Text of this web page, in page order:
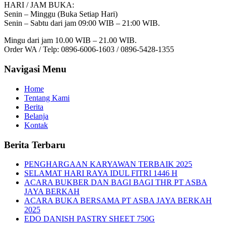
HARI / JAM BUKA:
Senin – Minggu (Buka Setiap Hari)
Senin – Sabtu dari jam 09:00 WIB – 21:00 WIB.
Mingu dari jam 10.00 WIB – 21.00 WIB.
Order WA / Telp: 0896-6006-1603 / 0896-5428-1355
Navigasi Menu
Home
Tentang Kami
Berita
Belanja
Kontak
Berita Terbaru
PENGHARGAAN KARYAWAN TERBAIK 2025
SELAMAT HARI RAYA IDUL FITRI 1446 H
ACARA BUKBER DAN BAGI BAGI THR PT ASBA
JAYA BERKAH
ACARA BUKA BERSAMA PT ASBA JAYA BERKAH
2025
EDO DANISH PASTRY SHEET 750G